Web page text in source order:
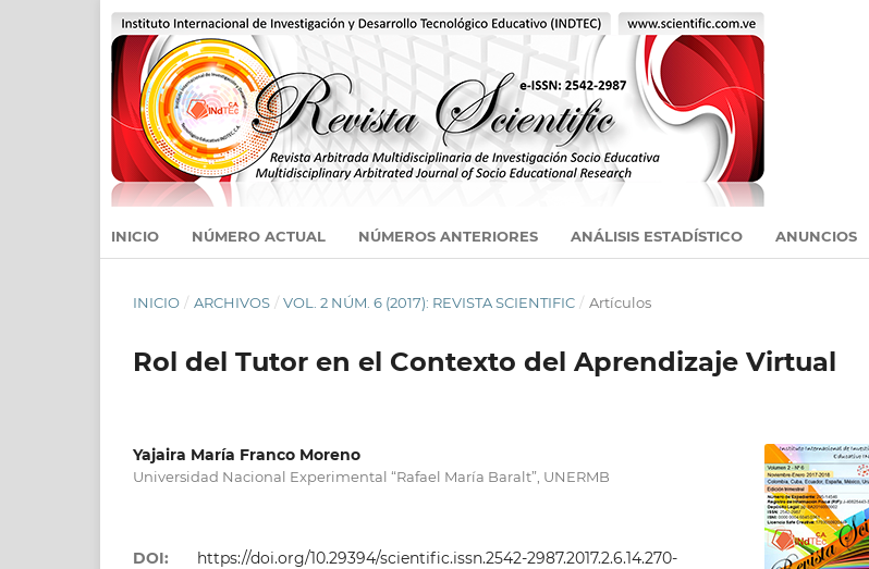
INICIO NÚMERO ACTUAL NÚMEROS ANTERIORES ANÁLISIS ESTADÍSTICO ANUNCIOS
INICIO / ARCHIVOS / VOL. 2 NÚM. 6 (2017): REVISTA SCIENTIFIC / Artículos
Rol del Tutor en el Contexto del Aprendizaje Virtual
Yajaira María Franco Moreno
Universidad Nacional Experimental “Rafael María Baralt”, UNERMB
DOI: https://doi.org/10.29394/scientific.issn.2542-2987.2017.2.6.14.270-